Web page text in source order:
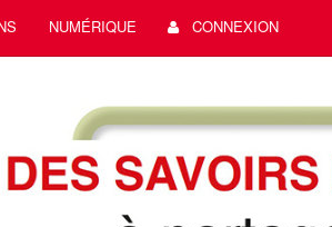
NUMÉRIQUE CONNEXION